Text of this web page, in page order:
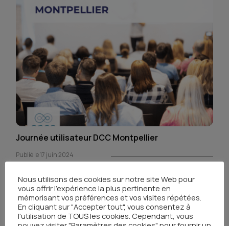
Journée utilisateur DCC Montpellier
Publié le 17 juin 2024
Nous utilisons des cookies sur notre site Web pour
vous offrir l'expérience la plus pertinente en
mémorisant vos préférences et vos visites répétées.
En cliquant sur "Accepter tout", vous consentez à
l'utilisation de TOUS les cookies. Cependant, vous